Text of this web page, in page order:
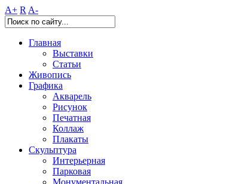
A+ R A-
Главная
Выставки
Статьи
Живопись
Графика
Акварель
Рисунок
Печатная
Коллаж
Плакаты
Скульптура
Интерьерная
Парковая
Монументальная